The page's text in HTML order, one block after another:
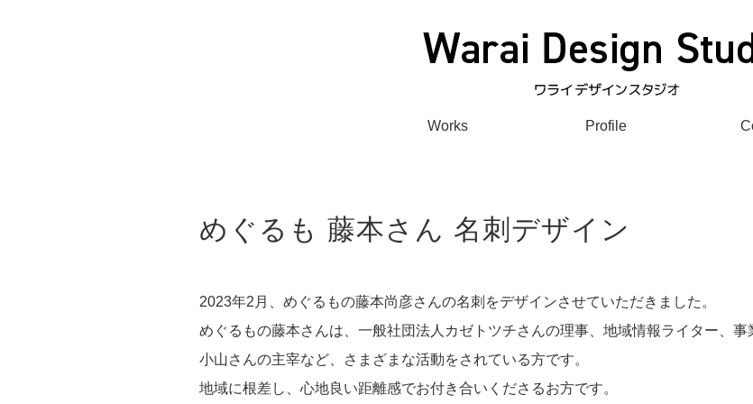
Works Profile
めぐるも 藤本さん 名刺デザイン
2023年2月、めぐるもの藤本尚彦さんの名刺をデザインさせていただきました。
めぐるもの藤本さんは、一般社団法人カゼトツチさんの理事、地域情報ライター、
小山さんの主宰など、さまざまな活動をされている方です。
地域に根差し、心地良い距離感でお付き合いくださるお方です。